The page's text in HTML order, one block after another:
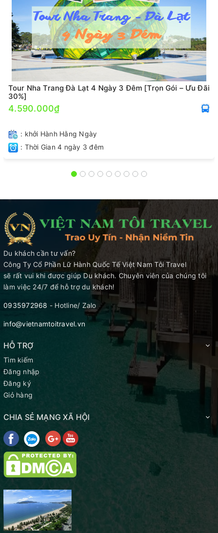
Tour Nha Trang Đà Lạt 4 Ngày 3 Đêm [Trọn Gói – Ưu Đãi
30%]
4.590.000₫
: khởi Hành Hằng Ngày
: Thời Gian 4 ngày 3 đêm
Du khách cần tư vấn?
Công Ty Cổ Phần Lữ Hành Quốc Tế Việt Nam Tôi Travel
sẽ rất vui khi được giúp Du khách. Chuyên viên của chúng tôi
làm việc 24/7 để hỗ trợ du khách!
0935972968 - Hotline/ Zalo
info@vietnamtoitravel.vn
HỖ TRỢ
Tìm kiếm
Đăng nhập
Đăng ký
Giỏ hàng
CHIA SẺ MẠNG XÃ HỘI